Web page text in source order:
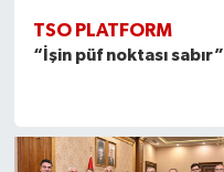
TSO PLATFORM
“İşin püf noktası sabır”